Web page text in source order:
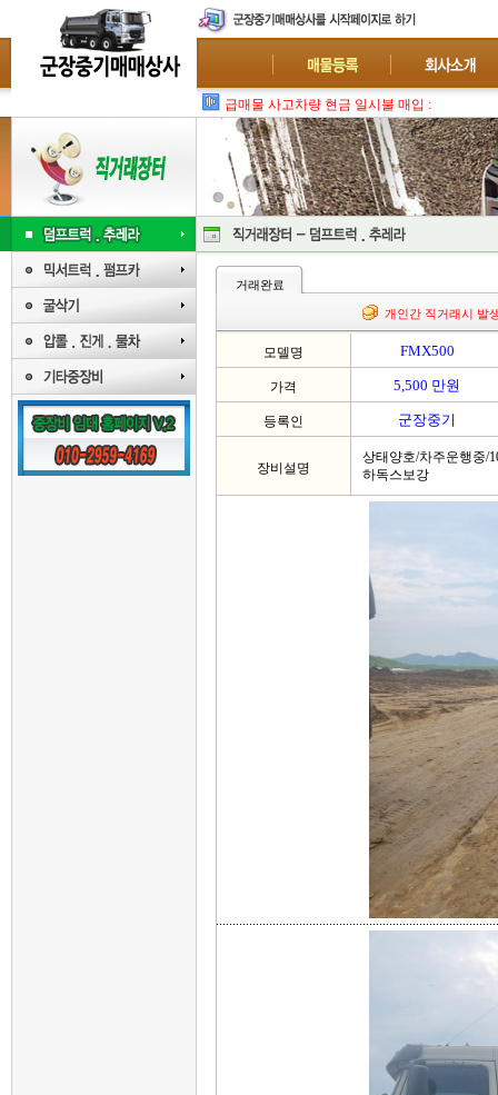
급매물 사고차량 현금 일시불 매입 : 폐차-수출
거래완료
개인간 직거래시 발
모델명 FMX500
가격 5,500 만원
등록인 군장중기
장비설명
상태양호/차주운행중/
하독스보강